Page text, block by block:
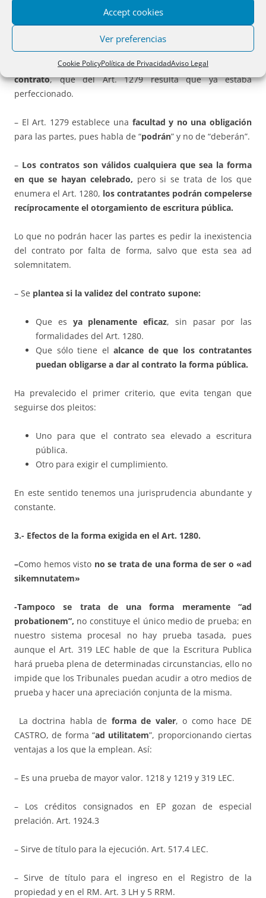
Accept cookies
Ver preferencias
Cookie PolicyPolítica de PrivacidadAviso Legal
La doctrina mayoritaria y el Tribunal Supremo dan una
interpretación amplia y espiritualista
de la exigencia de
siguientes conclusiones
La forma no es requisito esencial para la existencia del
contrato, que del Art. 1279 resulta que ya estaba
perfeccionado.
– El Art. 1279 establece una facultad y no una obligación
para las partes, pues habla de “podrán” y no de “deberán”.
– Los contratos son válidos cualquiera que sea la forma
en que se hayan celebrado, pero si se trata de los que
enumera el Art. 1280, los contratantes podrán compelerse
recíprocamente el otorgamiento de escritura pública.
Lo que no podrán hacer las partes es pedir la inexistencia
del contrato por falta de forma, salvo que esta sea ad
solemnitatem.
– Se plantea si la validez del contrato supone:
Que es ya plenamente eficaz, sin pasar por las
formalidades del Art. 1280.
Que sólo tiene el alcance de que los contratantes
puedan obligarse a dar al contrato la forma pública.
Ha prevalecido el primer criterio, que evita tengan que
seguirse dos pleitos:
Uno para que el contrato sea elevado a escritura
pública.
Otro para exigir el cumplimiento.
En este sentido tenemos una jurisprudencia abundante y
constante.
3.- Efectos de la forma exigida en el Art. 1280.
–Como hemos visto no se trata de una forma de ser o «ad
sikemnutatem»
-Tampoco se trata de una forma meramente “ad
probationem”, no constituye el único medio de prueba; en
nuestro sistema procesal no hay prueba tasada, pues
aunque el Art. 319 LEC hable de que la Escritura Publica
hará prueba plena de determinadas circunstancias, ello no
impide que los Tribunales puedan acudir a otro medios de
prueba y hacer una apreciación conjunta de la misma.
La doctrina habla de forma de valer, o como hace DE
CASTRO, de forma “ad utilitatem”, proporcionando ciertas
ventajas a los que la emplean. Así:
– Es una prueba de mayor valor. 1218 y 1219 y 319 LEC.
– Los créditos consignados en EP gozan de especial
prelación. Art. 1924.3
– Sirve de título para la ejecución. Art. 517.4 LEC.
– Sirve de título para el ingreso en el Registro de la
propiedad y en el RM. Art. 3 LH y 5 RRM.